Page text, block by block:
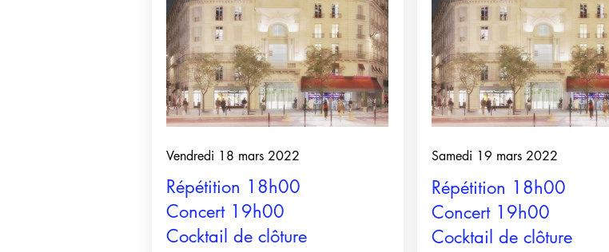
Vendredi 18 mars 2022
Répétition 18h00
Concert 19h00
Cocktail de clôture
Samedi 19 mars 2022
Répétition 18h00
Concert 19h00
Cocktail de clôture